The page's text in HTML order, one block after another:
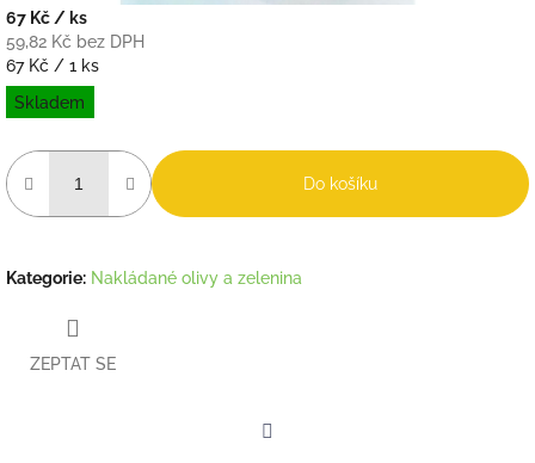
67 Kč / ks
59,82 Kč bez DPH
Měrná
cena:
67 Kč / 1 ks
Skladem
Do košíku
Kategorie: Nakládané olivy a zelenina
ZEPTAT SE